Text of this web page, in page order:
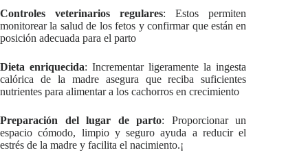
Controles veterinarios regulares: Estos permiten
monitorear la salud de los fetos y confirmar que están en
posición adecuada para el parto
Dieta enriquecida: Incrementar ligeramente la ingesta
calórica de la madre asegura que reciba suficientes
nutrientes para alimentar a los cachorros en crecimiento
Preparación del lugar de parto: Proporcionar un
espacio cómodo, limpio y seguro ayuda a reducir el
estrés de la madre y facilita el nacimiento.¡